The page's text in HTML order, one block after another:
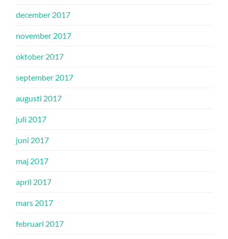
december 2017
november 2017
oktober 2017
september 2017
augusti 2017
juli 2017
juni 2017
maj 2017
april 2017
mars 2017
februari 2017